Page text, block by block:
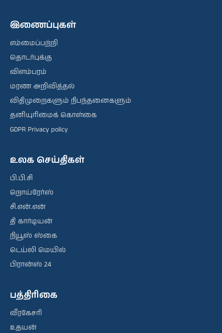
இணைப்புகள்
எம்மைப்பற்றி
தொடர்புக்கு
விளம்பரம்
மரண அறிவித்தல்
விதிமுறைகளும் நிபந்தனைகளும்
தனியுரிமைக் கொள்கை
GDPR Privacy policy
உலக செய்திகள்
பி.பி.சி
றொய்ரேர்ஸ்
சி.என்.என்
தி கார்டியன்
நியூஸ் ஸ்கை
டெய்லி மெயில்
பிரான்ஸ் 24
பத்திரிகை
வீரகேசரி
உதயன்